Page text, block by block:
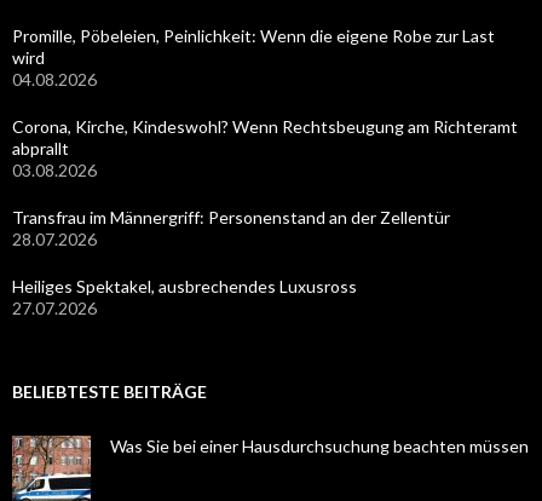
Promille, Pöbeleien, Peinlichkeit: Wenn die eigene Robe zur Last
wird
04.08.2026
Corona, Kirche, Kindeswohl? Wenn Rechtsbeugung am Richteramt
abprallt
03.08.2026
Transfrau im Männergriff: Personenstand an der Zellentür
28.07.2026
Heiliges Spektakel, ausbrechendes Luxusross
27.07.2026
BELIEBTESTE BEITRÄGE
Was Sie bei einer Hausdurchsuchung beachten müssen